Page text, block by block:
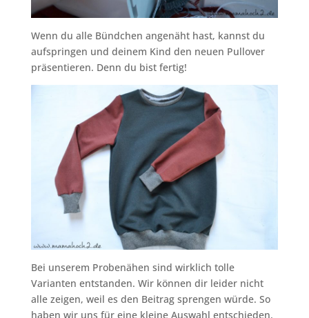
Wenn du alle Bündchen angenäht hast, kannst du
aufspringen und deinem Kind den neuen Pullover
präsentieren. Denn du bist fertig!
Bei unserem Probenähen sind wirklich tolle
Varianten entstanden. Wir können dir leider nicht
alle zeigen, weil es den Beitrag sprengen würde. So
haben wir uns für eine kleine Auswahl entschieden.